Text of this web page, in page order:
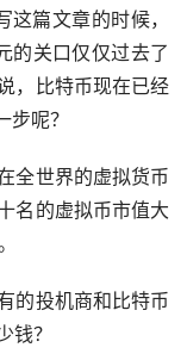
篇文章的时候，
的关口仅仅过去了
，比特币现在已经
呢？
全世界的虚拟货币
名的虚拟币市值大
的投机商和比特币
钱？